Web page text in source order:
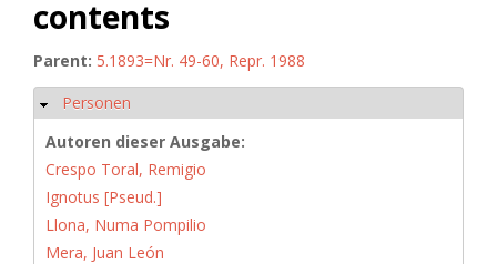
contents
Parent: 5.1893=Nr. 49-60, Repr. 1988
Ausblenden
Personen
Autoren dieser Ausgabe:
Crespo Toral, Remigio
Ignotus [Pseud.]
Llona, Numa Pompilio
Mera, Juan León